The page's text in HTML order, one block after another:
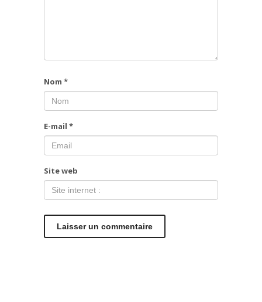
Nom *
E-mail *
Site web